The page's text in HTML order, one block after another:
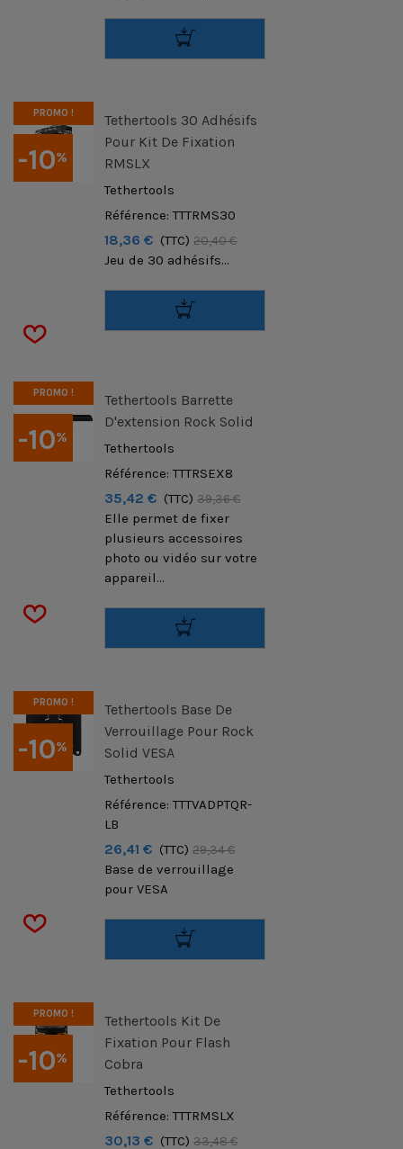
-10%
PROMO !
Tethertools 30 Adhésifs
Pour Kit De Fixation
RMSLX
Tethertools
Référence: TTTRMS30
18,36 € (TTC) 20,40 €
Jeu de 30 adhésifs...
-10%
PROMO !
Tethertools Barrette
D'extension Rock Solid
Tethertools
Référence: TTTRSEX8
35,42 € (TTC) 39,36 €
Elle permet de fixer
plusieurs accessoires
photo ou vidéo sur votre
appareil...
-10%
PROMO !
Tethertools Base De
Verrouillage Pour Rock
Solid VESA
Tethertools
Référence: TTTVADPTQR-
LB
26,41 € (TTC) 29,34 €
Base de verrouillage
pour VESA
-10%
PROMO !
Tethertools Kit De
Fixation Pour Flash
Cobra
Tethertools
Référence: TTTRMSLX
30,13 € (TTC) 33,48 €